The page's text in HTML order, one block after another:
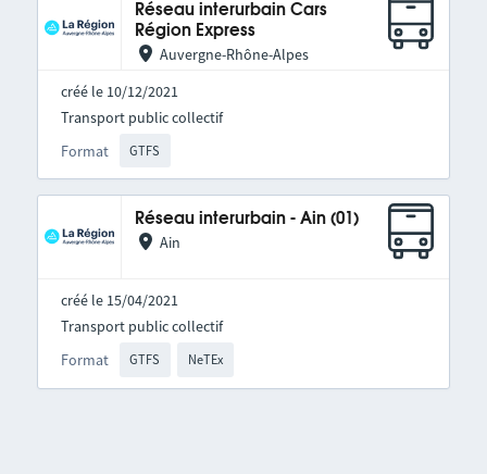
Réseau interurbain Cars
Région Express
Auvergne-Rhône-Alpes
créé le 10/12/2021
Format GTFS
Transport public collectif
Réseau interurbain - Ain (01)
Ain
créé le 15/04/2021
Format GTFS NeTEx
Transport public collectif